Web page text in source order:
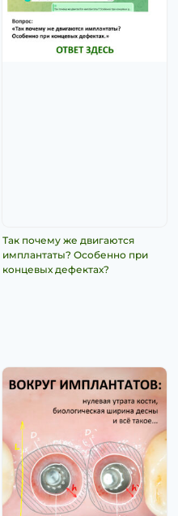
Так почему же двигаются
имплантаты? Особенно при
концевых дефектах?